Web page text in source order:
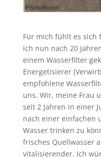
Für mich fühlt es sich
ich nun nach 20
einem Wasserfilter
Energetisierer
empfohlene
uns. Wir, meine Frau
seit 2 Jahren in einer
nach einer einfachen
Wasser trinken zu
frisches Quellwasser
vitalisierender. Ich